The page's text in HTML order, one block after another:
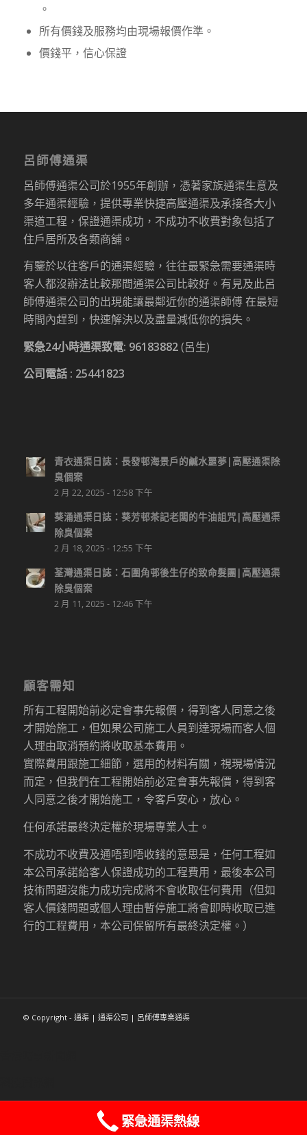
。
所有價錢及服務均由現場報價作準。
價錢平，信心保證
呂師傅通渠
呂師傅通渠公司於1955年創辦，憑著家族通渠生意及
多年通渠經驗，提供專業快捷高壓通渠及承接各大小
渠道工程，保證通渠成功，不成功不收費對象包括了
住戶居所及各類商舖。
有鑒於以往客戶的通渠經驗，往往最緊急需要通渠時
客人都沒辦法比較那間通渠公司比較好。有見及此呂
師傅通渠公司的出現能讓最鄰近你的通渠師傅 在最短
時間內趕到，快速解決以及盡量減低你的損失。
緊急24小時通渠致電: 96183882(呂生)
公司電話 : 25441823
青衣通渠日誌：長發邨海景戶的鹹水噩夢|高壓通渠除
臭個案
2 月 22, 2025 - 12:58 下午
葵涌通渠日誌：葵芳邨茶記老闆的牛油詛咒|高壓通渠
除臭個案
2 月 18, 2025 - 12:55 下午
荃灣通渠日誌：石圍角邨後生仔的致命髮團|高壓通渠
除臭個案
2 月 11, 2025 - 12:46 下午
顧客需知
所有工程開始前必定會事先報價，得到客人同意之後
才開始施工，但如果公司施工人員到達現場而客人個
人理由取消預約將收取基本費用。
實際費用跟施工細節，選用的材料有關，視現場情況
而定，但我們在工程開始前必定會事先報價，得到客
人同意之後才開始施工，令客戶安心，放心。
任何承諾最終決定權於現場專業人士。
不成功不收費及通唔到唔收錢的意思是，任何工程如
本公司承諾給客人保證成功的工程費用，最後本公司
技術問題沒能力成功完成將不會收取任何費用（但如
客人價錢問題或個人理由暫停施工將會即時收取已進
行的工程費用，本公司保留所有最終決定權。）
© Copyright - 通渠 | 通渠公司 | 呂師傅專業通渠
緊急通渠熱線
Whatsapp : 96183882